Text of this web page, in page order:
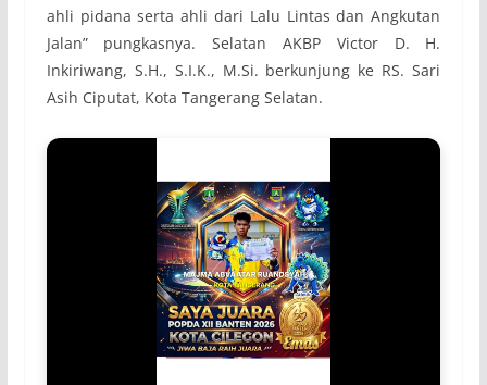
ahli pidana serta ahli dari Lalu Lintas dan Angkutan
Jalan” pungkasnya. Selatan AKBP Victor D. H.
Inkiriwang, S.H., S.I.K., M.Si. berkunjung ke RS. Sari
Asih Ciputat, Kota Tangerang Selatan.